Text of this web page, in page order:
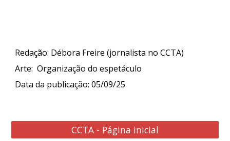
Redação: Débora Freire (jornalista no CCTA)
Arte:Organização do espetáculo
Data da publicação: 05/09/25
CCTA - Página inicial